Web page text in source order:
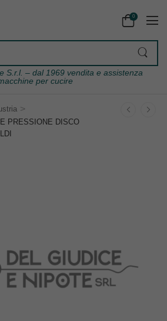
0
S.r.l. – dal 1969 vendita e assistenza
per cucire
>
PRESSIONE DISCO